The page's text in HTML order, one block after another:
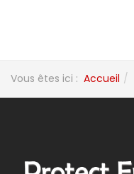
Vous êtes ici : Accueil